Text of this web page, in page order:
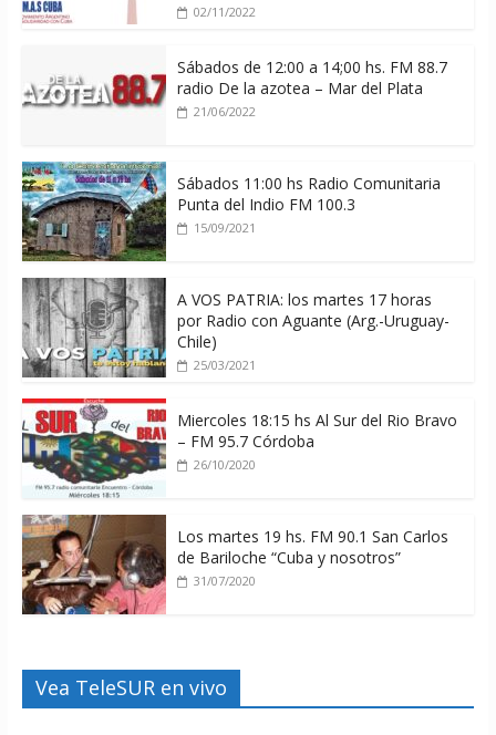
02/11/2022
Sábados de 12:00 a 14;00 hs. FM 88.7
radio De la azotea – Mar del Plata
21/06/2022
Sábados 11:00 hs Radio Comunitaria
Punta del Indio FM 100.3
15/09/2021
A VOS PATRIA: los martes 17 horas
por Radio con Aguante (Arg.-Uruguay-
Chile)
25/03/2021
Miercoles 18:15 hs Al Sur del Rio Bravo
– FM 95.7 Córdoba
26/10/2020
Los martes 19 hs. FM 90.1 San Carlos
de Bariloche “Cuba y nosotros”
31/07/2020
Vea TeleSUR en vivo